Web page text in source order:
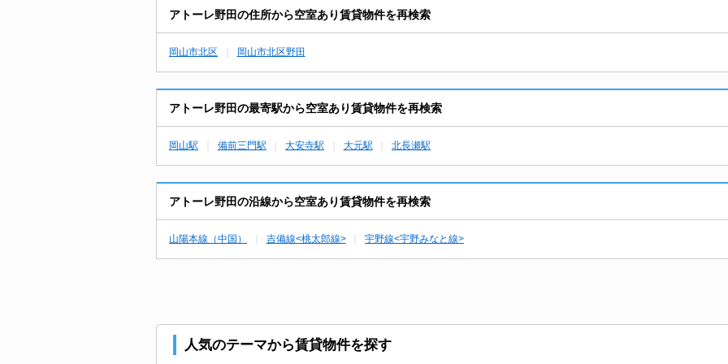
アトーレ野田の住所から空室あり賃貸物件を再検索
岡山市北区 岡山市北区野田
アトーレ野田の最寄駅から空室あり賃貸物件を再検索
岡山駅 備前三門駅 大安寺駅 大元駅 北長瀬駅
アトーレ野田の沿線から空室あり賃貸物件を再検索
山陽本線（中国） 吉備線<桃太郎線> 宇野線<宇野みなと線>
人気のテーマから賃貸物件を探す